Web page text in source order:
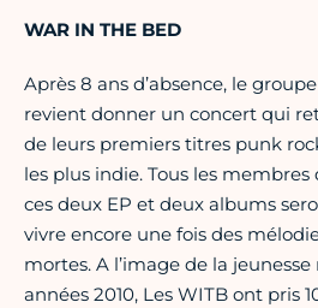
WAR IN THE BED
Après 8 ans d’absence, le
revient donner un concert qui
de leurs premiers titres punk
les plus indie. Tous les
ces deux EP et deux albums
vivre encore une fois des
mortes. A l’image de la
années 2010, Les WITB ont pris